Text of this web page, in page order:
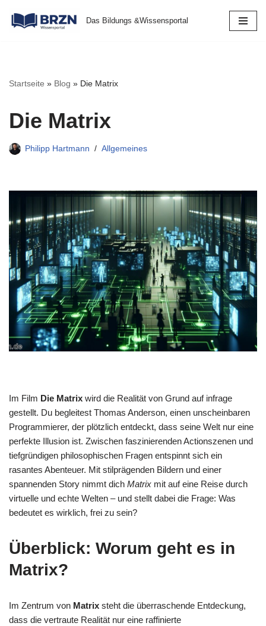
Zum
Das Bildungs &Wissensportal
Startseite » Blog » Die Matrix
Die Matrix
Philipp Hartmann Allgemeines
Im Film Die Matrix wird die Realität von Grund auf infrage
gestellt. Du begleitest Thomas Anderson, einen unscheinbaren
Programmierer, der plötzlich entdeckt, dass seine Welt nur eine
perfekte Illusion ist. Zwischen faszinierenden Actionszenen und
tiefgründigen philosophischen Fragen entspinnt sich ein
rasantes Abenteuer. Mit stilprägenden Bildern und einer
spannenden Story nimmt dich Matrix mit auf eine Reise durch
virtuelle und echte Welten – und stellt dabei die Frage: Was
bedeutet es wirklich, frei zu sein?
Überblick: Worum geht es in
Matrix?
Im Zentrum von Matrix steht die überraschende Entdeckung,
dass die vertraute Realität nur eine raffinierte